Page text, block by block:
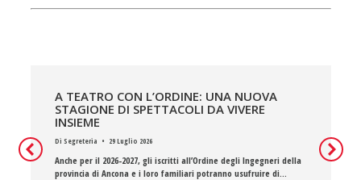
A TEATRO CON L’ORDINE: UNA NUOVA
STAGIONE DI SPETTACOLI DA VIVERE
INSIEME
Di Segreteria 29 Luglio 2026
Anche per il 2026-2027, gli iscritti all’Ordine degli Ingegneri della
provincia di Ancona e i loro familiari potranno usufruire di…